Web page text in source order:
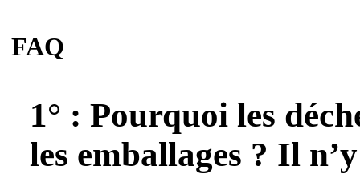
FAQ
1° : Pourquoi les
les emballages ? Il